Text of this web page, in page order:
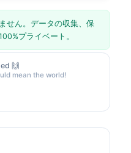
せん。データの収集、保
プライベート。
🙌
mean the world!